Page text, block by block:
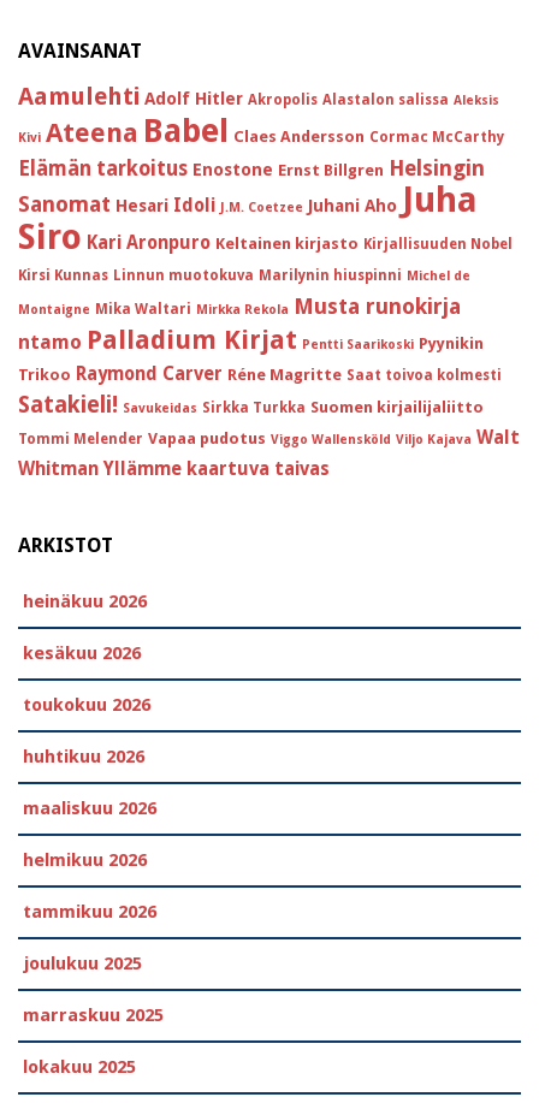
AVAINSANAT
Aamulehti Adolf Hitler Akropolis Alastalon salissa Aleksis
Kivi Ateena Babel Claes Andersson Cormac McCarthy
Elämän tarkoitus Enostone Ernst Billgren Helsingin
Sanomat Hesari Idoli J.M. Coetzee Juhani Aho Juha
Siro Kari Aronpuro Keltainen kirjasto Kirjallisuuden Nobel
Kirsi Kunnas Linnun muotokuva Marilynin hiuspinni Michel de
Montaigne Mika Waltari Mirkka Rekola Musta runokirja
ntamo Palladium Kirjat Pentti Saarikoski Pyynikin
Trikoo Raymond Carver Réne Magritte Saat toivoa kolmesti
Satakieli! Savukeidas Sirkka Turkka Suomen kirjailijaliitto
Tommi Melender Vapaa pudotus Viggo Wallensköld Viljo Kajava Walt
Whitman Yllämme kaartuva taivas
ARKISTOT
heinäkuu 2026
kesäkuu 2026
toukokuu 2026
huhtikuu 2026
maaliskuu 2026
helmikuu 2026
tammikuu 2026
joulukuu 2025
marraskuu 2025
lokakuu 2025